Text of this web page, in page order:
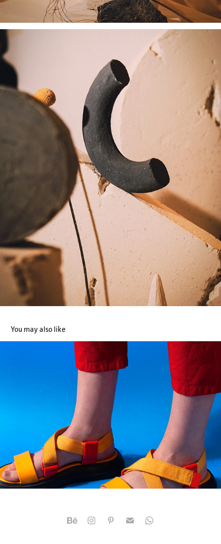
You may also like
PRODUCTOS
2022